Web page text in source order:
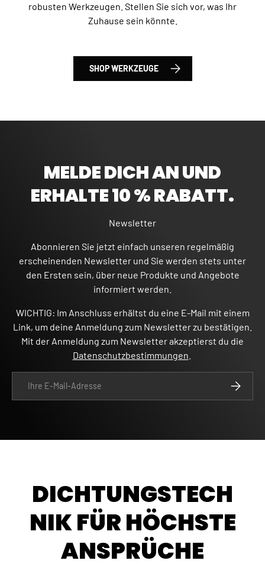
robusten Werkzeugen. Stellen Sie sich vor, was Ihr
Zuhause sein könnte.
SHOP WERKZEUGE
MELDE DICH AN UND
ERHALTE 10 % RABATT.
Newsletter
Abonnieren Sie jetzt einfach unseren regelmäßig
erscheinenden Newsletter und Sie werden stets unter
den Ersten sein, über neue Produkte und Angebote
informiert werden.
WICHTIG: Im Anschluss erhältst du eine E-Mail mit einem
Link, um deine Anmeldung zum Newsletter zu bestätigen.
Mit der Anmeldung zum Newsletter akzeptierst du die
Datenschutzbestimmungen
DICHTUNGSTECH
NIK FÜR HÖCHSTE
ANSPRÜCHE